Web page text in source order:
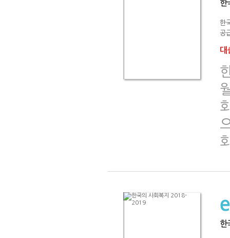
한
한
공
대
한